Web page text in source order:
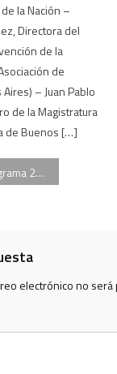
la Nación –
Directora del
de la
de
– Juan Pablo
de la Magistratura
de Buenos […]
Cristian Radzichewski
electrónico no será